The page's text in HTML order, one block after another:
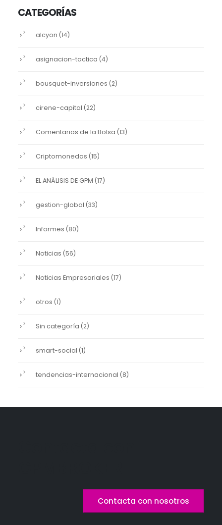
CATEGORÍAS
alcyon (14)
asignacion-tactica (4)
bousquet-inversiones (2)
cirene-capital (22)
Comentarios de la Bolsa (13)
Criptomonedas (15)
EL ANÁLISIS DE GPM (17)
gestion-global (33)
Informes (80)
Noticias (56)
Noticias Empresariales (17)
otros (1)
Sin categoría (2)
smart-social (1)
tendencias-internacional (8)
Contacta con nosotros